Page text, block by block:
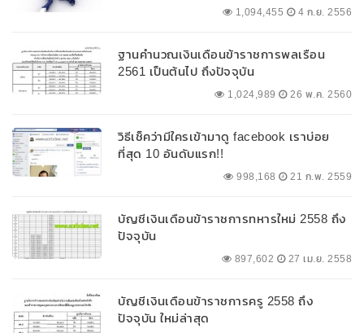
1,094,455 4 ก.ย. 2556
ฐานคำนวณเงินเดือนข้าราชการพลเรือน
2561 เป็นต้นไป ถึงปัจจุบัน
1,024,989 26 พ.ค. 2560
วิธีเช็คว่ามีใครเข้ามาดู facebook เราบ่อย
ที่สุด 10 อันดับแรก!!
998,168 21 ก.พ. 2559
บัญชีเงินเดือนข้าราชการทหารใหม่ 2558 ถึง
ปัจจุบัน
897,602 27 เม.ย. 2558
บัญชีเงินเดือนข้าราชการครู 2558 ถึง
ปัจจุบัน ใหม่ล่าสุด